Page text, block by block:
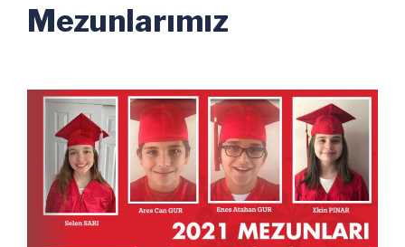
Mezunlarımız